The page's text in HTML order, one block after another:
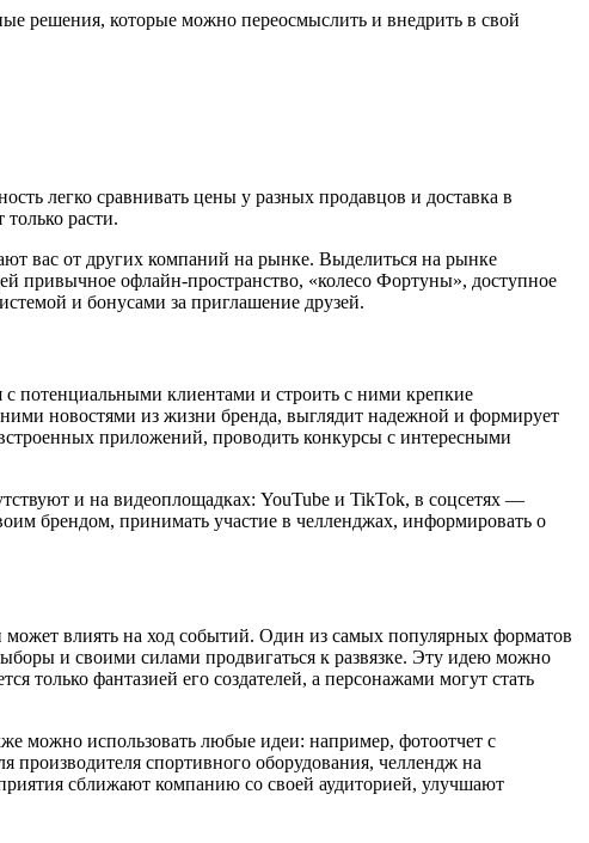
решения, которые можно переосмыслить и внедрить в свой
легко сравнивать цены у разных продавцов и доставка в
расти.
вас от других компаний на рынке. Выделиться на рынке
привычное офлайн-пространство, «колесо Фортуны», доступное
и бонусами за приглашение друзей.
потенциальными клиентами и строить с ними крепкие
новостями из жизни бренда, выглядит надежной и формирует
приложений, проводить конкурсы с интересными
и на видеоплощадках: YouTube и TikTok, в соцсетях —
брендом, принимать участие в челленджах, информировать о
может влиять на ход событий. Один из самых популярных форматов
и своими силами продвигаться к развязке. Эту идею можно
только фантазией его создателей, а персонажами могут стать
можно использовать любые идеи: например, фотоотчет с
спортивного оборудования, челлендж на
сближают компанию со своей аудиторией, улучшают